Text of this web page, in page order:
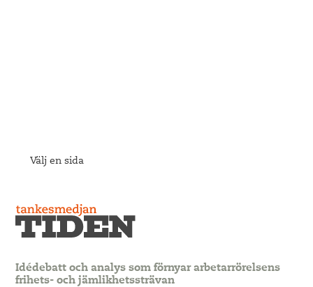
Välj en sida
Idédebatt och analys som förnyar arbetarrörelsens
frihets- och jämlikhetssträvan